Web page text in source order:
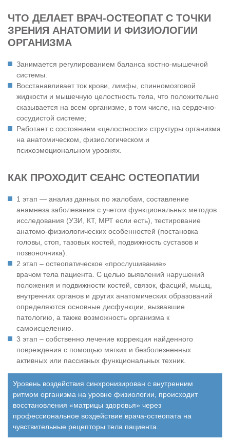
ЧТО ДЕЛАЕТ ВРАЧ-ОСТЕОПАТ С ТОЧКИ
ЗРЕНИЯ АНАТОМИИ И ФИЗИОЛОГИИ
ОРГАНИЗМА
Занимается регулированием баланса костно-мышечной
системы.
Восстанавливает ток крови, лимфы, спинномозговой
жидкости и мышечную целостность тела, что положительно
сказывается на всем организме, в том числе, на сердечно-
сосудистой системе;
Работает с состоянием «целостности» структуры организма
на анатомическом, физиологическом и
психоэмоциональном уровнях.
КАК ПРОХОДИТ СЕАНС ОСТЕОПАТИИ
1 этап — анализ данных по жалобам, составление
анамнеза заболевания с учетом функциональных методов
исследования (УЗИ, КТ, МРТ если есть), тестирование
анатомо-физиологических особенностей (постановка
головы, стоп, тазовых костей, подвижность суставов и
позвоночника).
2 этап – остеопатическое «прослушивание»
врачом тела пациента. С целью выявлений нарушений
положения и подвижности костей, связок, фасций, мышц,
внутренних органов и других анатомических образований
определяются основные дисфункции, вызвавшие
патологию, а также возможность организма к
самоисцелению.
3 этап – собственно лечение коррекция найденного
повреждения с помощью мягких и безболезненных
активных или пассивных функциональных техник.
Уровень воздействия синхронизирован с внутренним
ритмом организма на уровне физиологии, происходит
восстановления «матрицы здоровья» через
профессиональное воздействие врача-остеопата на
чувствительные рецепторы тела пациента.